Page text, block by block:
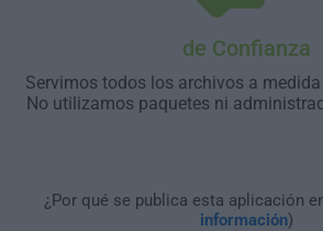
de Confianza
Servimos todos los archivos a
No utilizamos paquetes ni
¿Por qué se publica esta aplicación
información)